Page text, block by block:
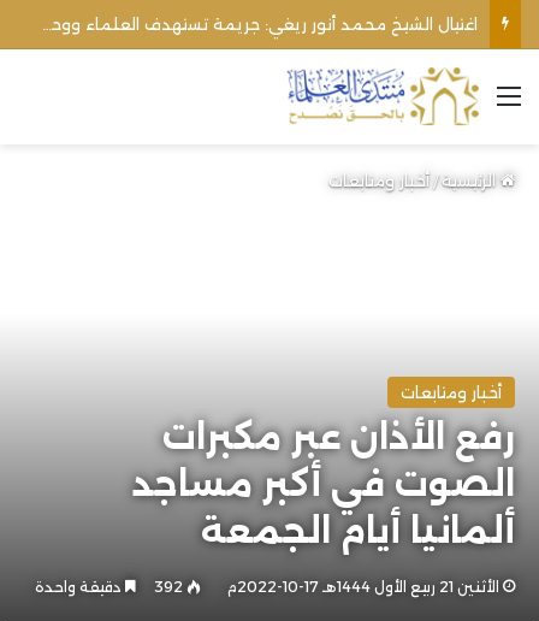
القائمة
الرئيسية/أخبار ومتابعات
أخبار ومتابعات
رفع الأذان عبر مكبرات
الصوت في أكبر مساجد
ألمانيا أيام الجمعة
الأثنين 21 ربيع الأول 1444هـ 17-10-2022م 392 دقيقة واحدة